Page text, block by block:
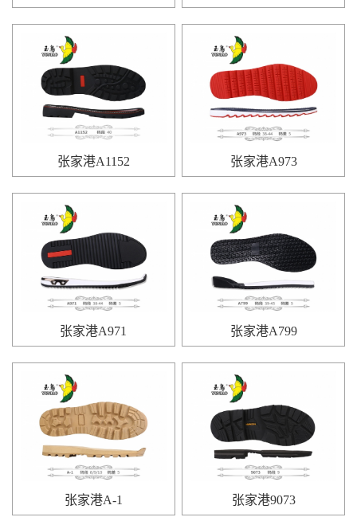
张家港A1152 张家港A973
张家港A971 张家港A799
张家港A-1 张家港9073